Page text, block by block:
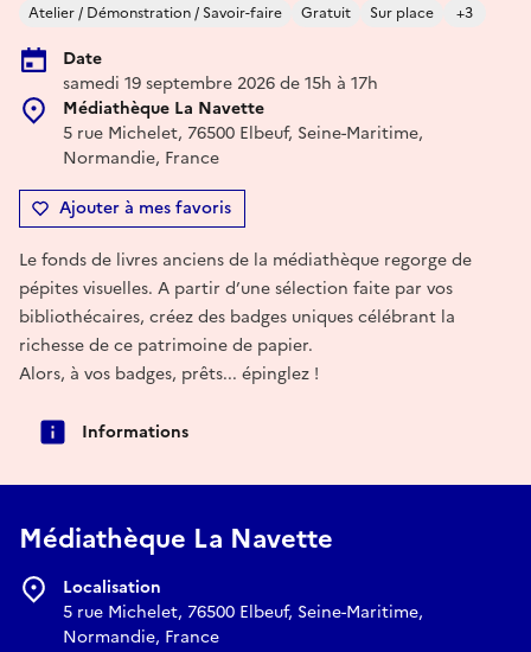
Atelier / Démonstration / Savoir-faire Gratuit Sur place +3
Date
samedi 19 septembre 2026 de 15h à 17h
Médiathèque La Navette
5 rue Michelet, 76500 Elbeuf, Seine-Maritime,
Normandie, France
Ajouter à mes favoris
Le fonds de livres anciens de la médiathèque regorge de
pépites visuelles. A partir d’une sélection faite par vos
bibliothécaires, créez des badges uniques célébrant la
richesse de ce patrimoine de papier.
Alors, à vos badges, prêts... épinglez !
Informations
Médiathèque La Navette
Localisation
5 rue Michelet, 76500 Elbeuf, Seine-Maritime,
Normandie, France